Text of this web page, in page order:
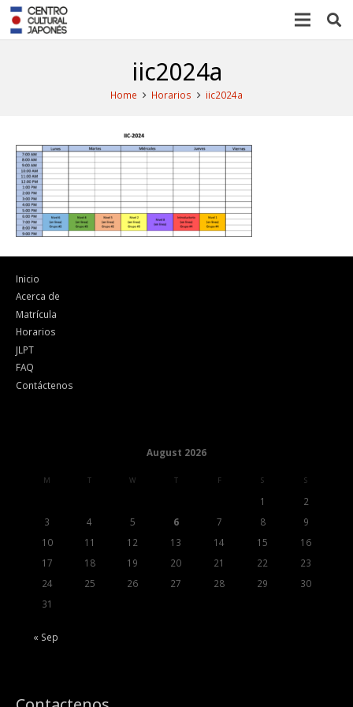
iic2024a
Home Horarios iic2024a
Inicio
Acerca de
Matrícula
Horarios
JLPT
FAQ
Contáctenos
August 2026
M T W T F S S
1
2
3
4 5 6 7 8
9
10
11 12 13 14 15
16
17
18 19 20 21 22
23
24
25 26 27 28 29
30
31
« Sep